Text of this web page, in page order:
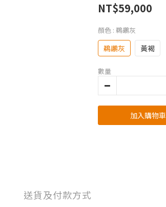
NT$59,000
顏色 : 鵜鶘灰
鵜鶘灰 黃褐
數量
加入購物車
送貨及付款方式